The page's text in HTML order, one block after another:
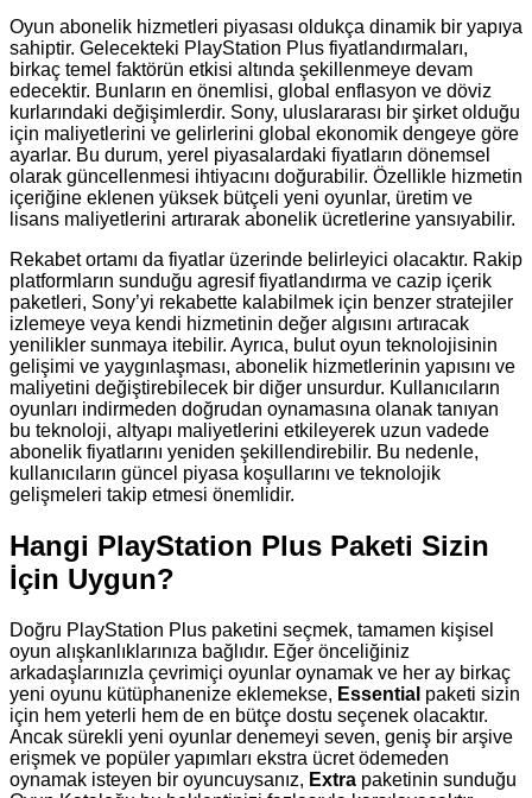
Oyun abonelik hizmetleri piyasası oldukça dinamik bir yapıya
sahiptir. Gelecekteki PlayStation Plus fiyatlandırmaları,
birkaç temel faktörün etkisi altında şekillenmeye devam
edecektir. Bunların en önemlisi, global enflasyon ve döviz
kurlarındaki değişimlerdir. Sony, uluslararası bir şirket olduğu
için maliyetlerini ve gelirlerini global ekonomik dengeye göre
ayarlar. Bu durum, yerel piyasalardaki fiyatların dönemsel
olarak güncellenmesi ihtiyacını doğurabilir. Özellikle hizmetin
içeriğine eklenen yüksek bütçeli yeni oyunlar, üretim ve
lisans maliyetlerini artırarak abonelik ücretlerine yansıyabilir.
Rekabet ortamı da fiyatlar üzerinde belirleyici olacaktır. Rakip
platformların sunduğu agresif fiyatlandırma ve cazip içerik
paketleri, Sony’yi rekabette kalabilmek için benzer stratejiler
izlemeye veya kendi hizmetinin değer algısını artıracak
yenilikler sunmaya itebilir. Ayrıca, bulut oyun teknolojisinin
gelişimi ve yaygınlaşması, abonelik hizmetlerinin yapısını ve
maliyetini değiştirebilecek bir diğer unsurdur. Kullanıcıların
oyunları indirmeden doğrudan oynamasına olanak tanıyan
bu teknoloji, altyapı maliyetlerini etkileyerek uzun vadede
abonelik fiyatlarını yeniden şekillendirebilir. Bu nedenle,
kullanıcıların güncel piyasa koşullarını ve teknolojik
gelişmeleri takip etmesi önemlidir.
Hangi PlayStation Plus Paketi Sizin
İçin Uygun?
Doğru PlayStation Plus paketini seçmek, tamamen kişisel
oyun alışkanlıklarınıza bağlıdır. Eğer önceliğiniz
arkadaşlarınızla çevrimiçi oyunlar oynamak ve her ay birkaç
yeni oyunu kütüphanenize eklemekse, Essential paketi sizin
için hem yeterli hem de en bütçe dostu seçenek olacaktır.
Ancak sürekli yeni oyunlar denemeyi seven, geniş bir arşive
erişmek ve popüler yapımları ekstra ücret ödemeden
oynamak isteyen bir oyuncuysanız, Extra paketinin sunduğu